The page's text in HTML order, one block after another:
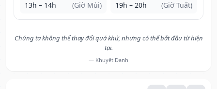
13h – 14h (Giờ Mùi) 19h – 20h (Giờ Tuất)
Chúng ta không thể thay đổi quá khứ, nhưng có thể bắt đầu từ hiện
tại.
— Khuyết Danh